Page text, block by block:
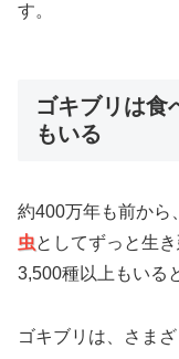
す。
ゴキブリは食
もいる
約400万年も前から、
虫としてずっと生
3,500種以上もいる
ゴキブリは、さま